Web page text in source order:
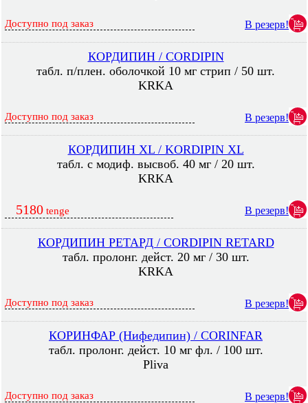
Доступно под заказ В резерв!
КОРДИПИН / CORDIPIN
табл. п/плен. оболочкой 10 мг стрип / 50 шт.
KRKA
Доступно под заказ В резерв!
КОРДИПИН XL / KORDIPIN XL
табл. с модиф. высвоб. 40 мг / 20 шт.
KRKA
5180 tenge В резерв!
КОРДИПИН РЕТАРД / CORDIPIN RETARD
табл. пролонг. дейст. 20 мг / 30 шт.
KRKA
Доступно под заказ В резерв!
КОРИНФАР (Нифедипин) / CORINFAR
табл. пролонг. дейст. 10 мг фл. / 100 шт.
Pliva
Доступно под заказ В резерв!